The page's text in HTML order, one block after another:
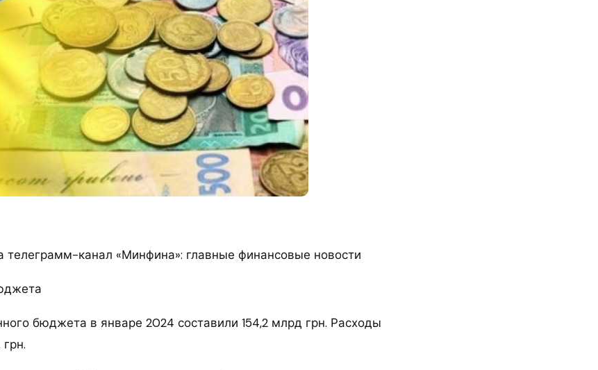
телеграмм-канал «Минфина»: главные финансовые новости
бюджета в январе 2024 составили 154,2 млрд грн. Расходы